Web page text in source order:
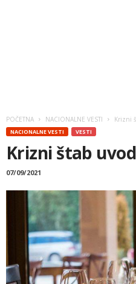
POČETNA NACIONALNE VESTI Krizni
NACIONALNE VESTI VESTI
Krizni štab
07/09/2021